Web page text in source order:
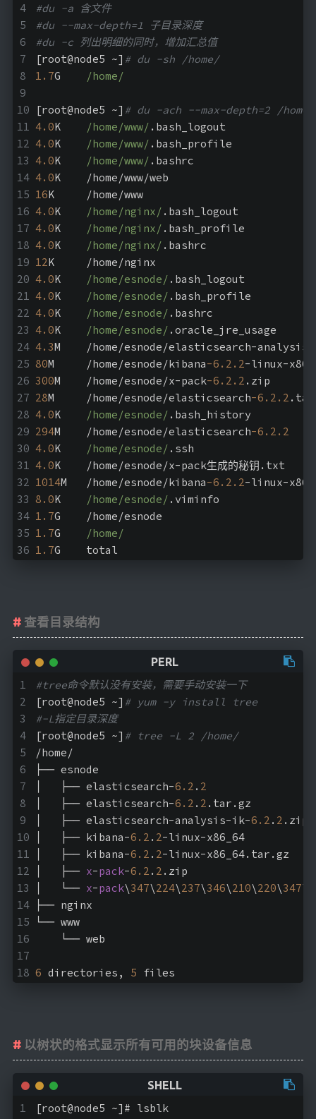
#du -a 含文件
#du --max-depth=1 子目录深度
#du -c 列出明细的同时，增加汇总值
[root@node5 ~] # du -sh /home/
1.7
/home/
[root@node5 ~] # du -ach --max-depth=2 /home/
4.0 K /home/www/ .bash_logout
4.0 K /home/www/ .bash_profile
4.0 K /home/www/ .bashrc
4.0
K	/home/www/web
16
K	/home/www
4.0 K /home/nginx/ .bash_logout
4.0 K /home/nginx/ .bash_profile
4.0 K /home/nginx/ .bashrc
12
K	/home/nginx
4.0 K /home/esnode/ .bash_logout
4.0 K /home/esnode/ .bash_profile
4.0 K /home/esnode/ .bashrc
4.0 K /home/esnode/ .oracle_jre_usage
4.3
M	/home/esnode/elasticsearch-
80
M	/home/esnode/kibana-6.2 .2-linux-
300
M	/home/esnode/x-pack-6.2 .2 .zip
28
M	/home/esnode/elasticsearch-6.2 .2
4.0 K /home/esnode/ .bash_history
294
M	/home/esnode/elasticsearch-6.2 .2
4.0 K /home/esnode/ .ssh
4.0
K	/home/esnode/x-pack生成的秘钥.txt
1014
M	/home/esnode/kibana-6.2 .2-linux-
8.0 K /home/esnode/ .viminfo
1.7
G	/home/esnode
1.7
/home/
1.7
G	total
查看目录结构
#tree命令默认没有安装，需要手动安装一下
[root@node5 ~] # yum -y install tree
#-L指定目录深度
[root@node5 ~] # tree -L 2 /home/
/home/
├── esnode
│   ├── elasticsearch-6.2 . 2
│   ├── elasticsearch-6.2 . 2 .tar.gz
│   ├── elasticsearch-analysis-ik-6.2 . 2 .zip
│   ├── kibana-6.2 . 2-linux-x86_64
│   ├── kibana-6.2 . 2-linux-x86_64.tar.gz
│   ├── x-pack-6.2 . 2 .zip
│   └── x-pack\347\224\237\346\210\220\347\
├── nginx
└── www
    └── web
6 directories, 5 files
以树状的格式显示所有可用的块设备信息
[root@node5 ~]# lsblk